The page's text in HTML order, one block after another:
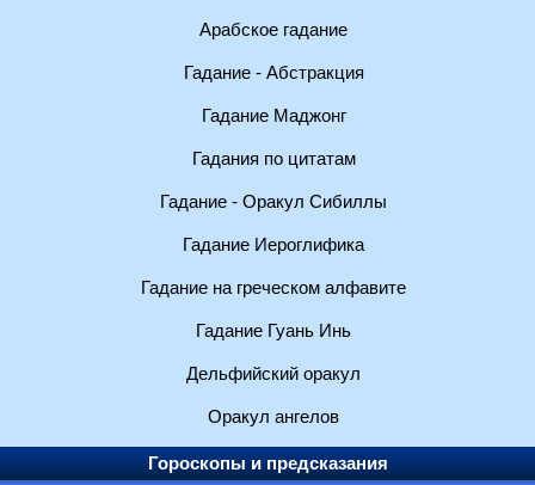
Арабское гадание
Гадание - Абстракция
Гадание Маджонг
Гадания по цитатам
Гадание - Оракул Сибиллы
Гадание Иероглифика
Гадание на греческом алфавите
Гадание Гуань Инь
Дельфийский оракул
Оракул ангелов
Гороскопы и предсказания